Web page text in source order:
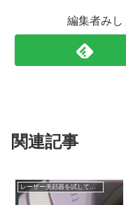
編集者みし
関連記事